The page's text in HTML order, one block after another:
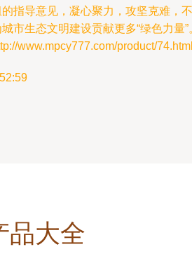
指导意见，凝心聚力，攻坚克难，不
市生态文明建设贡献更多“绿色力量”
www.mpcy777.com/product/
品大全